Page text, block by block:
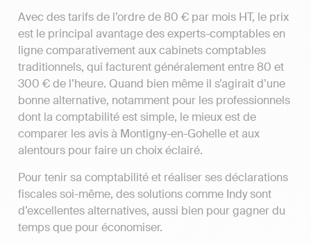
Avec des tarifs de l’ordre de 80 € par mois HT, le prix
est le principal avantage des experts-comptables en
ligne comparativement aux cabinets comptables
traditionnels, qui facturent généralement entre 80 et
300 € de l’heure. Quand bien même il s’agirait d’une
bonne alternative, notamment pour les professionnels
dont la comptabilité est simple, le mieux est de
comparer les avis à Montigny-en-Gohelle et aux
alentours pour faire un choix éclairé.
Pour tenir sa comptabilité et réaliser ses déclarations
fiscales soi-même, des solutions comme Indy sont
d’excellentes alternatives, aussi bien pour gagner du
temps que pour économiser.